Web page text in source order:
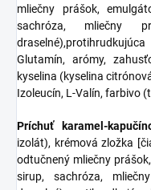
mliečny prášok,
sachróza, mliečny
Glutamín, arómy,
kyselina (kyselina
Izoleucín, L-Valín, farbivo
Príchuť karamel-
izolát), krémová zložka
odtučnený mliečny
sirup, sachróza,